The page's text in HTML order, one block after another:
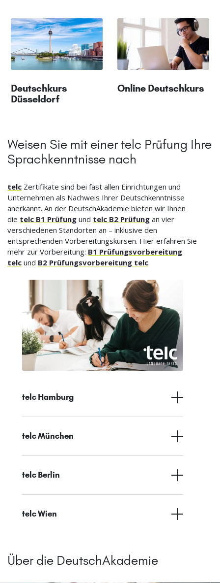
Deutschkurs
Düsseldorf
Online Deutschkurs
Weisen Sie mit einer telc Prüfung Ihre
Sprachkenntnisse nach
telc Zertifikate sind bei fast allen Einrichtungen und
Unternehmen als Nachweis Ihrer Deutschkenntnisse
anerkannt. An der DeutschAkademie bieten wir Ihnen
die telc B1 Prüfung und telc B2 Prüfung an vier
verschiedenen Standorten an – inklusive den
entsprechenden Vorbereitungskursen. Hier erfahren Sie
mehr zur Vorbereitung: B1 Prüfungsvorbereitung
telc und B2 Prüfungsvorbereitung telc.
telc Hamburg
telc München
telc Berlin
telc Wien
Über die DeutschAkademie